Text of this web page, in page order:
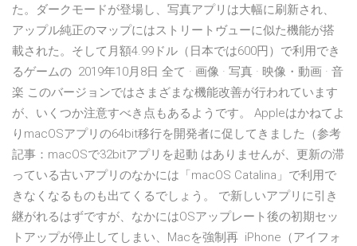
た。ダークモードが登場し、写真アプリは大幅に刷新され、
アップル純正のマップにはストリートヴューに似た機能が搭
載された。そして月額4.99ドル（日本では600円）で利用でき
るゲームの 2019年10月8日 全て · 画像 · 写真 · 映像・動画 · 音
楽 このバージョンではさまざまな機能改善が行われています
が、いくつか注意すべき点もあるようです。 Appleはかねてよ
りmacOSアプリの64bit移行を開発者に促してきました（参考
記事：macOSで32bitアプリを起動 はありませんが、更新の滞
っている古いアプリのなかには「macOS Catalina」で利用で
きなくなるものも出てくるでしょう。 で新しいアプリに引き
継がれるはずですが、なかにはOSアップレート後の初期セッ
トアップが停止してしまい、Macを強制再 iPhone（アイフォ